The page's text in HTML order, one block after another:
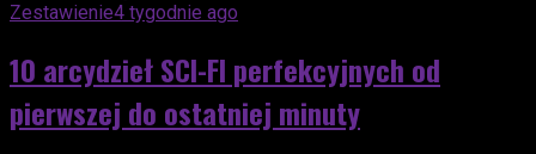
Zestawienie4 tygodnie ago
10 arcydzieł SCI-FI perfekcyjnych od
pierwszej do ostatniej minuty